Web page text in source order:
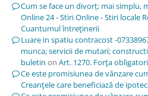
Cum se face un divorț; mai simplu,
Online 24 - Stiri Online - Stiri locale
Cuantumul întreţinerii
Luare in spatiu contracost -
munca; servicii de mutari;
buletin on Art. 1270. Forţa
Ce este promisiunea de vânzare
Creanţele care beneficiază de